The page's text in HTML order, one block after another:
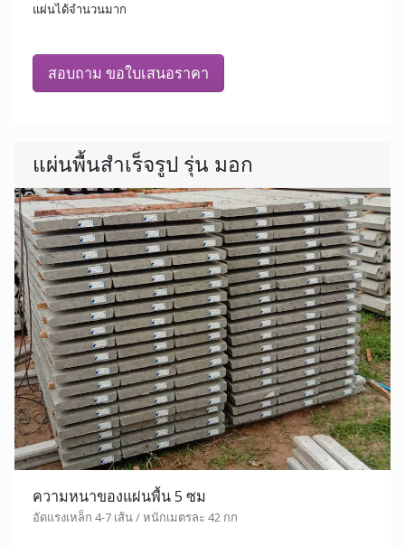
แผ่นได้จำนวนมาก
สอบถาม ขอใบเสนอราคา
แผ่นพื้นสำเร็จรูป รุ่น มอก
ความหนาของแผ่นพื้น 5 ซม
อัดแรงเหล็ก 4-7 เส้น / หนักเมตรละ 42 กก